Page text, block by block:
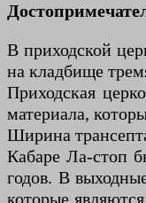
В приходской
на кладбище
Приходская
материала,
Ширина
Кабаре Ла-стоп
годов. В
которые